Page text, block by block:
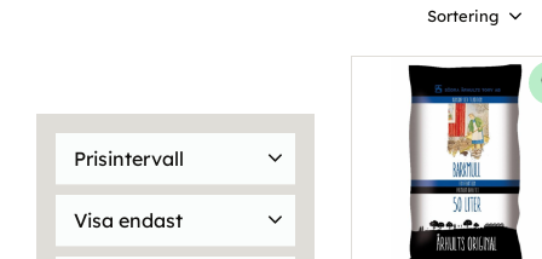
Prisintervall
25 179
Visa endast